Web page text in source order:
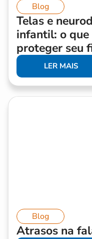
Blog
Telas e
infantil: o que
proteger seu
LER MAIS
Blog
Atrasos na